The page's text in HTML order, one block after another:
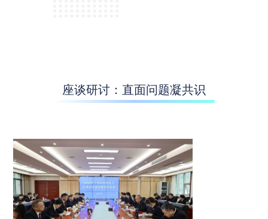
座谈研讨：直面问题凝共识